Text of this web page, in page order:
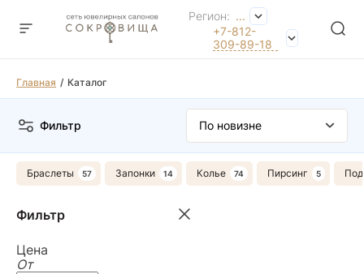
Регион: ...
+7-812-
309-89-18
Главная Каталог
Фильтр
Браслеты Запонки Колье Пирсинг
Фильтр
Цена
От